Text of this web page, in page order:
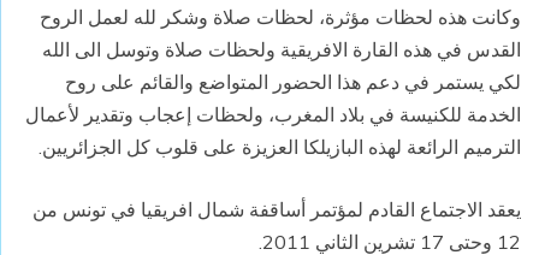
وكانت هذه لحظات مؤثرة، لحظات صلاة وشكر لله لعمل الروح
القدس في هذه القارة الافريقية ولحظات صلاة وتوسل الى الله
لكي يستمر في دعم هذا الحضور المتواضع والقائم على روح
الخدمة للكنيسة في بلاد المغرب، ولحظات إعجاب وتقدير لأعمال
الترميم الرائعة لهذه البازيلكا العزيزة على قلوب كل الجزائريين.
يعقد الاجتماع القادم لمؤتمر أساقفة شمال افريقيا في تونس من
12 وحتى 17 تشرين الثاني 2011.